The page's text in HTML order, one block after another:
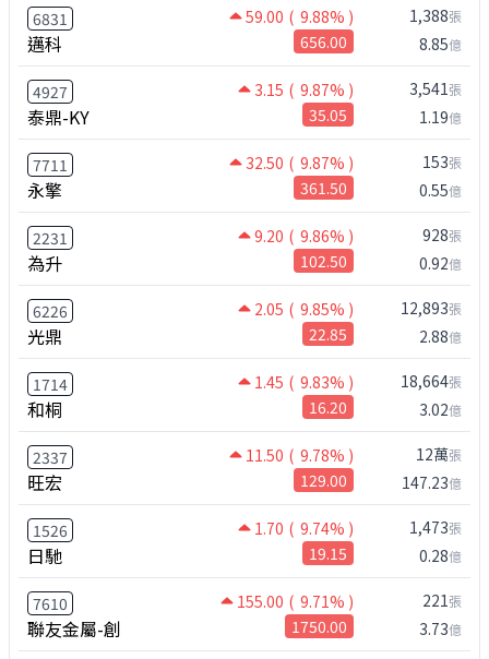
6831 59.00 ( 9.88% )
邁科 656.00
1,388張
8.85億
4927 3.15 ( 9.87% )
泰鼎-KY 35.05
3,541張
1.19億
7711 32.50 ( 9.87% )
永擎 361.50
153張
0.55億
2231 9.20 ( 9.86% )
為升 102.50
928張
0.92億
6226 2.05 ( 9.85% )
光鼎 22.85
12,893張
2.88億
1714 1.45 ( 9.83% )
和桐 16.20
18,664張
3.02億
2337 11.50 ( 9.78% )
旺宏 129.00
12萬張
147.23億
1526 1.70 ( 9.74% )
日馳 19.15
1,473張
0.28億
7610 155.00 ( 9.71% )
聯友金屬-創 1750.00
221張
3.73億